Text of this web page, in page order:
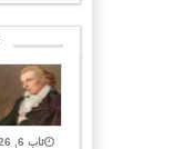
ئاب 6, 2026 Closed